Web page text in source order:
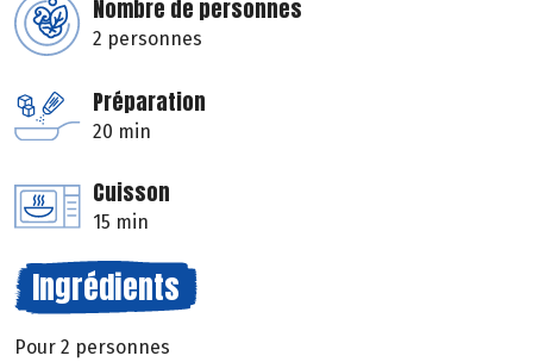
Nombre de personnes
2 personnes
Préparation
20 min
Cuisson
15 min
Ingrédients
Pour 2 personnes